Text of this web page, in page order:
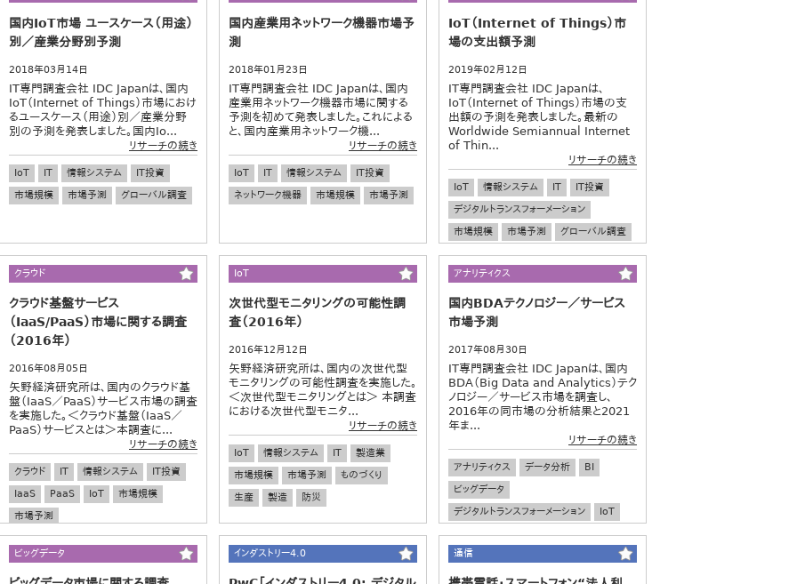
国内IoT市場 ユースケース（用途）
別／産業分野別予測
2018年03月14日
IT専門調査会社 IDC Japanは、国内
IoT（Internet of Things）市場におけ
るユースケース（用途）別／産業分野
別の予測を発表しました。国内Io...
リサーチの続き
IoT IT 情報システム
IT投資
市場規模
市場予測 グローバル調査
国内産業用ネットワーク機器市場予
測
2018年01月23日
IT専門調査会社 IDC Japanは、国内
産業用ネットワーク機器市場に関する
予測を初めて発表しました。これによる
と、国内産業用ネットワーク機...
リサーチの続き
IoT IT 情報システム
IT投資
ネットワーク機器
市場規模 市場予測
IoT（Internet of Things）市
場の支出額予測
2019年02月12日
IT専門調査会社 IDC Japanは、
IoT（Internet of Things）市場の支
出額の予測を発表しました。最新の
Worldwide Semiannual Internet
of Thin...
リサーチの続き
IoT 情報システム IT
IT投資
デジタルトランスフォーメーション
市場規模
市場予測 グローバル調査
クラウド
クラウド基盤サービス
（IaaS/PaaS）市場に関する調査
（2016年）
2016年08月05日
矢野経済研究所は、国内のクラウド基
盤（IaaS／PaaS）サービス市場の調査
を実施した。＜クラウド基盤（IaaS／
PaaS）サービスとは＞本調査に...
リサーチの続き
クラウド IT 情報システム
IT投資
IaaS
PaaS IoT
市場規模
市場予測
IoT
次世代型モニタリングの可能性調
査（2016年）
2016年12月12日
矢野経済研究所は、国内の次世代型
モニタリングの可能性調査を実施した。
＜次世代型モニタリングとは＞ 本調査
における次世代型モニタ...
リサーチの続き
IoT 情報システム IT
製造業
市場規模
市場予測
ものづくり
生産
製造 防災
アナリティクス
国内BDAテクノロジー／サービス
市場予測
2017年08月30日
IT専門調査会社 IDC Japanは、国内
BDA（Big Data and Analytics）テク
ノロジー／サービス市場を調査し、
2016年の同市場の分析結果と2021
年ま...
リサーチの続き
アナリティクス データ分析
BI
ビッグデータ
デジタルトランスフォーメーション
IoT
IT
情報システム IT投資
市場規模
市場予測
ビッグデータ インダストリー4.0 通信